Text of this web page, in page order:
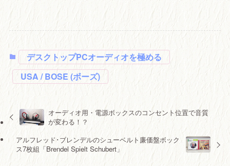
デスクトップPCオーディオを極める
USA / BOSE (ボーズ)
オーディオ用・電源ボックスのコンセント位置で音質
が変わる！？
アルフレッド･ブレンデルのシューベルト廉価盤ボック
ス7枚組「Brendel Spielt Schubert」